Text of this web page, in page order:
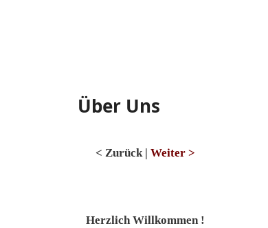
Über Uns
< Zurück | Weiter >
Herzlich Willkommen !